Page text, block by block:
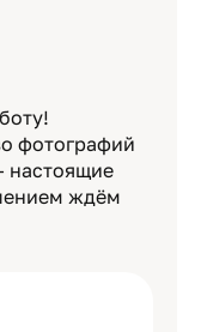
фотографий
настоящие
ждём